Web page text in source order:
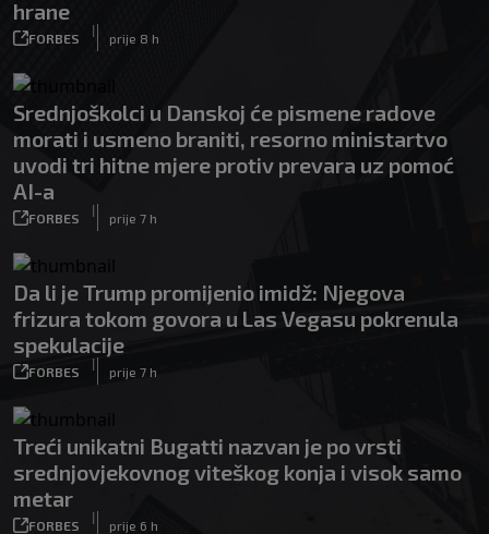
hrane
FORBES
|
prije 8 h
Srednjoškolci u Danskoj će pismene radove
morati i usmeno braniti, resorno ministartvo
uvodi tri hitne mjere protiv prevara uz pomoć
AI-a
FORBES
|
prije 7 h
Da li je Trump promijenio imidž: Njegova
frizura tokom govora u Las Vegasu pokrenula
spekulacije
FORBES
|
prije 7 h
Treći unikatni Bugatti nazvan je po vrsti
srednjovjekovnog viteškog konja i visok samo
metar
FORBES
|
prije 6 h